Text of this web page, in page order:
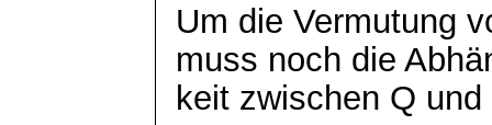
Um die Vermutung
muss noch die
keit zwischen Q